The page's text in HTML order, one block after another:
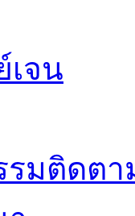
เจน
มติดต